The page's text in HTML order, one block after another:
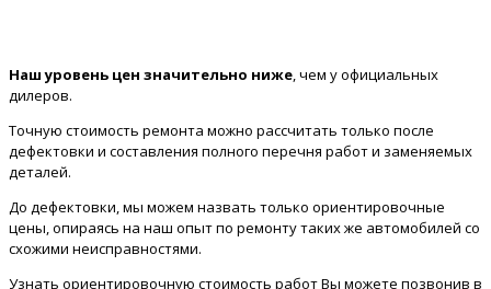
Наш уровень цен значительно ниже , чем у официальных
дилеров.
Точную стоимость ремонта можно рассчитать только после
дефектовки и составления полного перечня работ и заменяемых
деталей.
До дефектовки, мы можем назвать только ориентировочные
цены, опираясь на наш опыт по ремонту таких же автомобилей со
схожими неисправностями.
Узнать ориентировочную стоимость работ Вы можете позвонив в